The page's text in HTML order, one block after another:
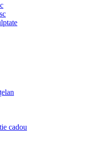
cadou